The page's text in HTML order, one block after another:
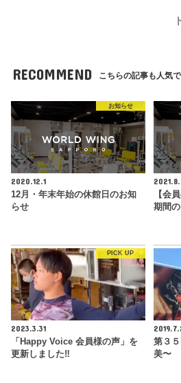
RECOMMEND こちらの記事も人気で
お知らせ
2020.12.1
12月・年末年始の休館日のお知
らせ
【会
期間
PICK UP
2023.3.31
「Happy Voice 会員様の声」を
更新しました‼︎
第３
美〜